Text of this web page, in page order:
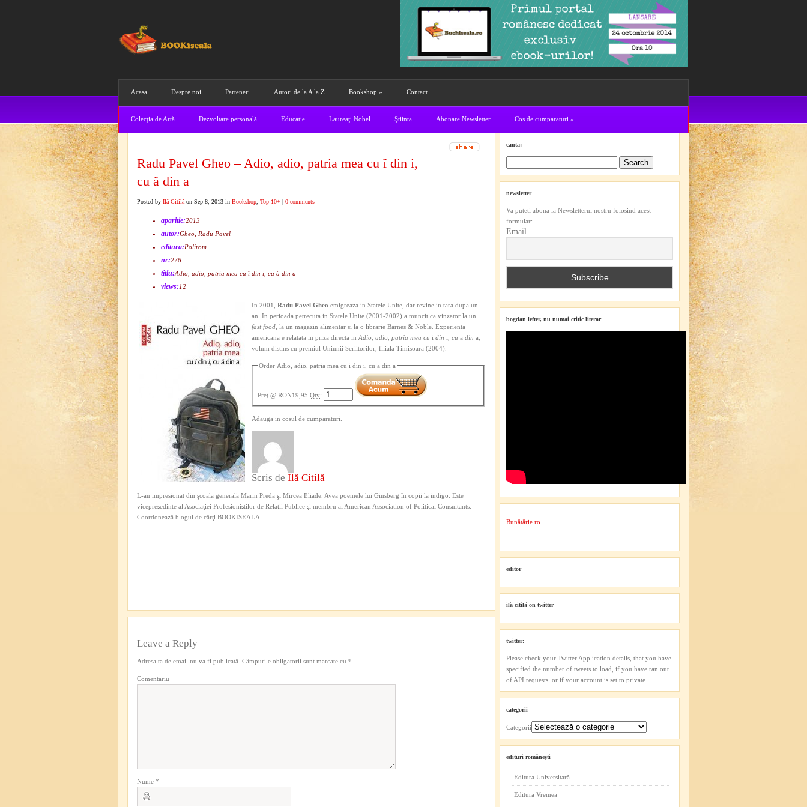
Acasa Despre noi Parteneri Autori de la A la Z Bookshop » Contact
Colecţia de Artă Dezvoltare personală Educatie Laureaţi Nobel Ştiinta Abonare Newsletter Cos de cumparaturi »
Radu Pavel Gheo – Adio, adio, patria mea cu î din i,
cu â din a
Posted by Ilă Citilă on Sep 8, 2013 in Bookshop Top 10+ | 0 comments
aparitie:2013
autor:Gheo, Radu Pavel
editura:Polirom
nr:276
titlu:Adio, adio, patria mea cu î din i, cu â din a
views:12
In 2001, Radu Pavel Gheo emigreaza in Statele Unite, dar revine in tara dupa un
an. In perioada petrecuta in Statele Unite (2001-2002) a muncit ca vinzator la un
fast food , la un magazin alimentar si la o librarie Barnes & Noble. Experienta
americana e relatata in priza directa in Adio, adio, patria mea cu i din i , cu a din a,
volum distins cu premiul Uniunii Scriitorilor, filiala Timisoara (2004).
Order Adio, adio, patria mea cu i din i, cu a din a
Preţ @ RON19,95 Qty:
Adauga in cosul de cumparaturi.
Scris de Ilă Citilă
L-au impresionat din şcoala generală Marin Preda şi Mircea Eliade. Avea poemele lui Ginsberg în copii la indigo. Este
vicepreşedinte al Asociaţiei Profesioniştilor de Relaţii Publice şi membru al American Association of Political Consultants.
Coordonează blogul de cărţi BOOKISEALA.
Leave a Reply
Adresa ta de email nu va fi publicată. Câmpurile obligatorii sunt marcate cu *
Comentariu
Nume *
cauta:
newsletter
Va puteti abona la Newsletterul nostru folosind acest
formular:
Email
bogdan lefter, nu numai critic literar
Bunătărie.ro
editor
ilă citilă on twitter
twitter:
Please check your Twitter Application details, that you have
specified the number of tweets to load, if you have ran out
of API requests, or if your account is set to private
categorii
Categorii
edituri româneşti
Editura Universitară
Editura Vremea